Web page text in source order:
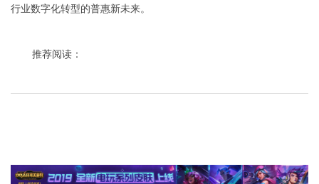
行业数字化转型的普惠新未来。
推荐阅读：